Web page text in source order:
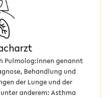
Pulmolog:innen genannt
Behandlung und
der Lunge und der
anderem: Asthma